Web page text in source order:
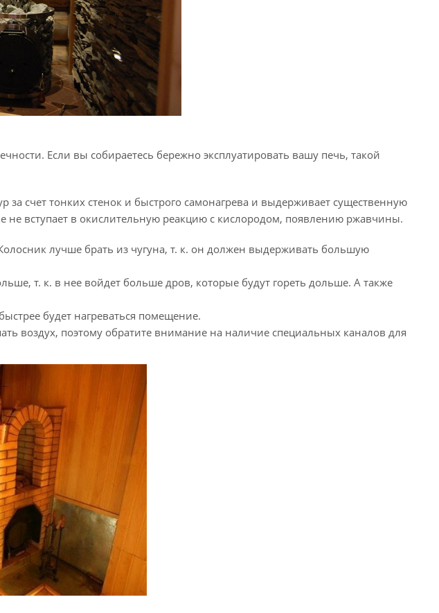
Если вы собираетесь бережно эксплуатировать вашу печь, такой
за счет тонких стенок и быстрого самонагрева и выдерживает существенную
не вступает в окислительную реакцию с кислородом, появлению ржавчины.
лучше брать из чугуна, т. к. он должен выдерживать большую
т. к. в нее войдет больше дров, которые будут гореть дольше. А также
будет нагреваться помещение.
воздух, поэтому обратите внимание на наличие специальных каналов для